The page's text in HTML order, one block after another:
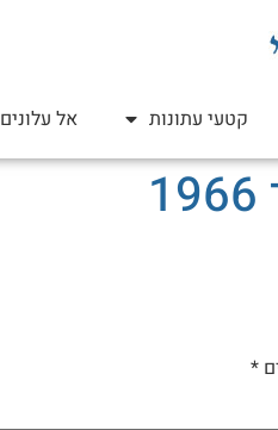
קטעי עתונות אל עלונים
*